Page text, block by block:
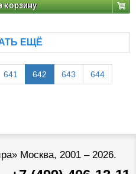
корзину
ЕЩЁ
641 642 643 644
Москва, 2001 – 2026.